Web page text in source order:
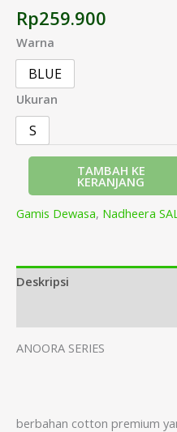
Rp259.900
Warna
BLUE
Ukuran
S
TAMBAH KE
KERANJANG
Gamis Dewasa, Nadheera
Deskripsi
ANOORA SERIES
berbahan cotton premium